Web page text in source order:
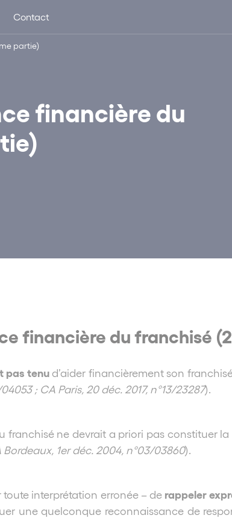
Contact
partie)
financière du
financière du franchisé
pas tenud’aider financièrement son
; CA Paris, 20 déc. 2017, n°13/23287).
franchisé ne devrait a priori pas constituer
Bordeaux, 1er déc. 2004, n°03/03860).
interprétation erronée – de rappeler
une quelconque reconnaissance de